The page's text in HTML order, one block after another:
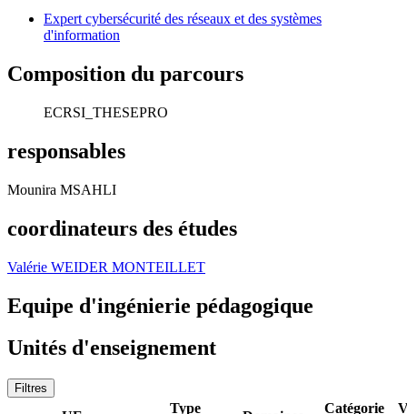
Expert cybersécurité des réseaux et des systèmes
d'information
Composition du parcours
ECRSI_THESEPRO
responsables
Mounira MSAHLI
coordinateurs des études
Valérie WEIDER MONTEILLET
Equipe d'ingénierie pédagogique
Unités d'enseignement
Filtres
Type
Catégorie